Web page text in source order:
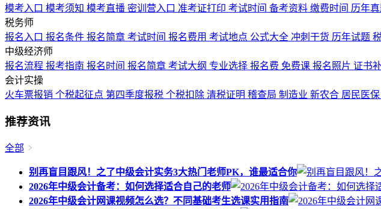
模考入口 模考须知 模考直播 密训营入口 准考证打印 考试时间 备考资料 缴费时间 历年
税务师
报名入口 报名条件 报名简章 考试时间 报名费用 考试地点 公式大全 冲刺干货 历年试题
中级经济师
报名流程 报考指南 报名时间 报名简章 考试大纲 专业选择 报名费 免费课 报名照片 证书
会计实操
火车票报销 个税起征点 第四季度报税 个税扣除 清税证明 稽查局 制造业 新农合 居民医保
推荐资讯
全部
别再盲目跟风！之了中级会计实务3大热门老师PK，谁最适合你
2026年中级会计备考：如何选择适合自己的老师
2026年中级会计网课视频怎么选？不同基础考生选课实用指南